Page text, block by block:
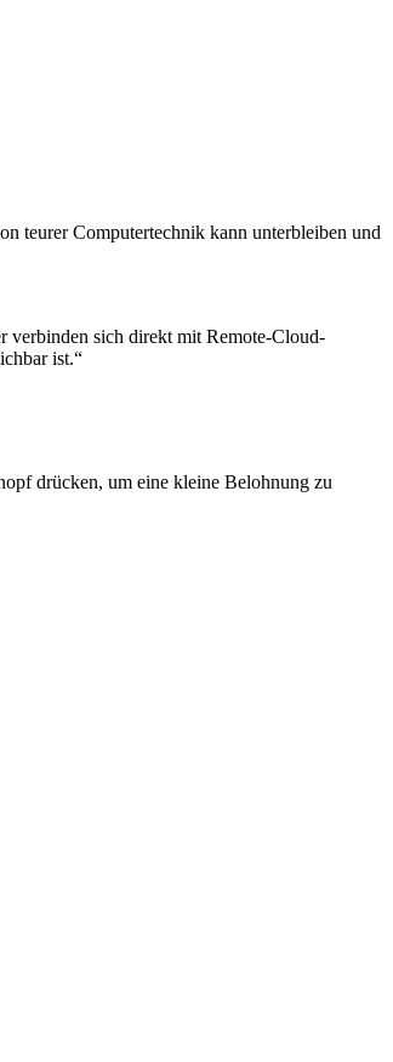
teurer Computertechnik kann unterbleiben und
verbinden sich direkt mit Remote-Cloud-
ist.“
drücken, um eine kleine Belohnung zu